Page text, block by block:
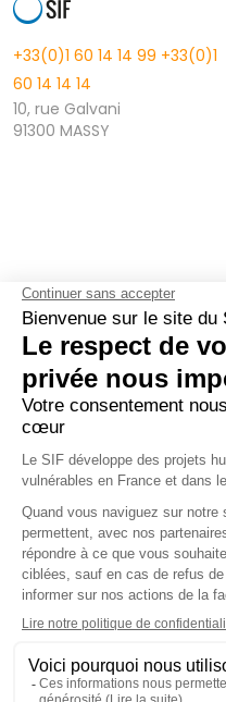
+33(0)1 60 14 14 99 +33(0)1
60 14 14 14
10, rue Galvani
91300 MASSY
FAQ
Réduction Fiscale
Ramadan 2026
Zakât Al Maal
Intérêts Bancaires
Parrainage Individuel
Waqf
Réseaux sociaux